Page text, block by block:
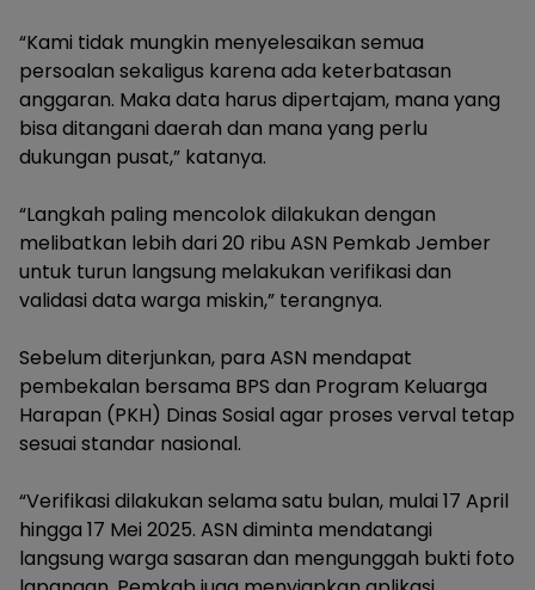
“Kami tidak mungkin menyelesaikan semua
persoalan sekaligus karena ada keterbatasan
anggaran. Maka data harus dipertajam, mana yang
bisa ditangani daerah dan mana yang perlu
dukungan pusat,” katanya.
“Langkah paling mencolok dilakukan dengan
melibatkan lebih dari 20 ribu ASN Pemkab Jember
untuk turun langsung melakukan verifikasi dan
validasi data warga miskin,” terangnya.
Sebelum diterjunkan, para ASN mendapat
pembekalan bersama BPS dan Program Keluarga
Harapan (PKH) Dinas Sosial agar proses verval tetap
sesuai standar nasional.
“Verifikasi dilakukan selama satu bulan, mulai 17 April
hingga 17 Mei 2025. ASN diminta mendatangi
langsung warga sasaran dan mengunggah bukti foto